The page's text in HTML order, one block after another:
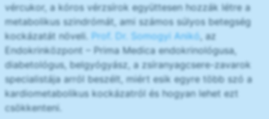
vércukor, a kóros vérzsírok együttesen hozzák létre a
metabolikus szindrómát, ami számos súlyos betegség
kockázatát növeli. Prof. Dr. Somogyi Anikó, az
Endokrinközpont – Prima Medica endokrinológusa,
diabetológus, belgyógyász, a zsíranyagcsere-zavarok
specialistája arról beszélt, miért esik egyre több szó a
kardiometabolikus kockázatról és hogyan lehet ezt
csökkenteni.